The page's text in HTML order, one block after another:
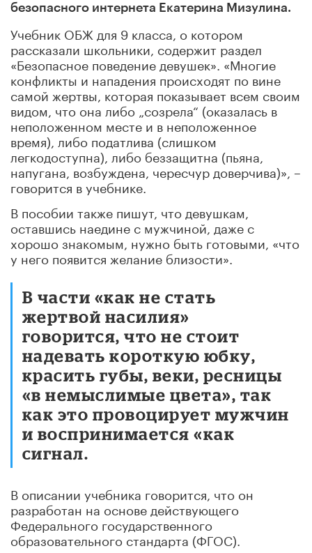
безопасного интернета Екатерина Мизулина.
Учебник ОБЖ для 9 класса, о котором
рассказали школьники, содержит раздел
«Безопасное поведение девушек». «Многие
конфликты и нападения происходят по вине
самой жертвы, которая показывает всем своим
видом, что она либо „созрела“ (оказалась в
неположенном месте и в неположенное
время), либо податлива (слишком
легкодоступна), либо беззащитна (пьяна,
напугана, возбуждена, чересчур доверчива)», –
говорится в учебнике.
В пособии также пишут, что девушкам,
оставшись наедине с мужчиной, даже с
хорошо знакомым, нужно быть готовыми, «что
у него появится желание близости».
В части «как не стать
жертвой насилия»
говорится, что не стоит
надевать короткую юбку,
красить губы, веки, ресницы
«в немыслимые цвета», так
как это провоцирует мужчин
и воспринимается «как
сигнал.
В описании учебника говорится, что он
разработан на основе действующего
Федерального государственного
образовательного стандарта (ФГОС).